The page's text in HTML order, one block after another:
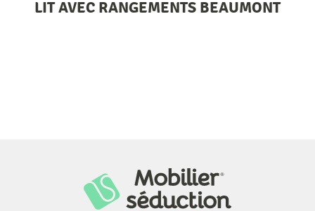
LIT AVEC RANGEMENTS BEAUMONT